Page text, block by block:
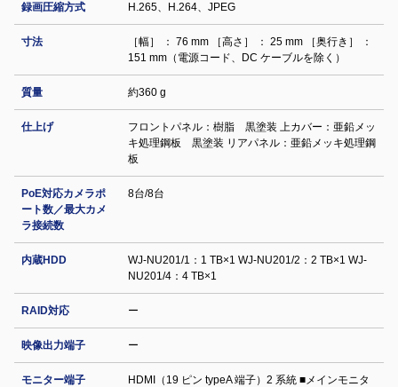
録画圧縮方式 H.265、H.264、JPEG
寸法
［幅］ ： 76 mm ［高さ］ ： 25 mm ［奥行き］ ：
151 mm（電源コード、DC ケーブルを除く）
質量 約360 g
仕上げ
フロントパネル：樹脂 黒塗装 上カバー：亜鉛メッ
キ処理鋼板 黒塗装 リアパネル：亜鉛メッキ処理鋼
板
PoE対応カメラポ
ート数／最大カメ
ラ接続数
8台/8台
内蔵HDD
WJ-NU201/1：1 TB×1 WJ-NU201/2：2 TB×1 WJ-
NU201/4：4 TB×1
RAID対応 ー
映像出力端子 ー
モニター端子
HDMI（19 ピン typeA 端子）2 系統 ■メインモニタ